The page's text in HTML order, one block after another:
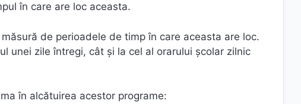
în care are loc aceasta.
de perioadele de timp în care aceasta are loc.
unei zile întregi, cât şi la cel al orarului şcolar zilnic
în alcătuirea acestor programe: